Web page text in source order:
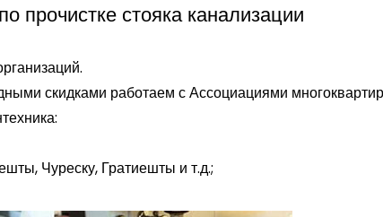
прочистке стояка канализации
скидками работаем с Ассоциациями
Чуреску, Гратиешты и т.д.;